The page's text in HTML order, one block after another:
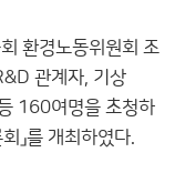
환경노동위원회 조
관계자, 기상
160여명을 초청하
」를 개최하였다.